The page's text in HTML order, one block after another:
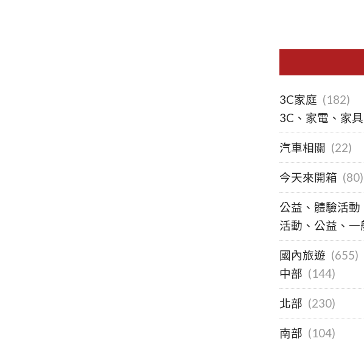
3C家庭 (182)
3C、家電、家
汽車相關 (22)
今天來開箱 (80)
公益、體驗活動
活動、公益、一
國內旅遊 (655)
中部 (144)
北部 (230)
南部 (104)